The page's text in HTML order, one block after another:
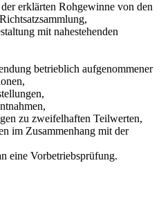
erklärten Rohgewinne von den
mit nahestehenden
betrieblich aufgenommener
zu zweifelhaften Teilwerten,
im Zusammenhang mit der
eine Vorbetriebsprüfung.